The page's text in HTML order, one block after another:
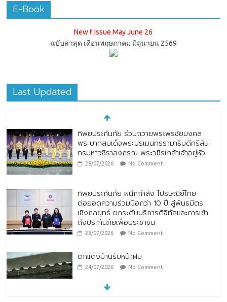
E-Book
New !! Issue May June 26
ฉบับล่าสุด เดือนพฤษภาคม มิถุนายน 2569
Last Updated
ทิพยประกันภัย ร่วมถวายพระพรชัยมงคล
พระบาทสมเด็จพระปรเมนทรรามาธิบดีศรีสิน
ทรมหาวชิราลงกรณ พระวชิรเกล้าเจ้าอยู่หัว
28/07/2026 No Comment
ทิพยประกันภัย ผนึกกำลัง ไปรษณีย์ไทย
ต่อยอดความร่วมมือกว่า 10 ปี สู่พันธมิตร
เชิงกลยุทธ์ ยกระดับบริการดิจิทัลและการเข้า
ถึงประกันภัยเพื่อประชาชน
28/07/2026 No Comment
ตกแต่งบ้านรับหน้าฝน
24/07/2026 No Comment